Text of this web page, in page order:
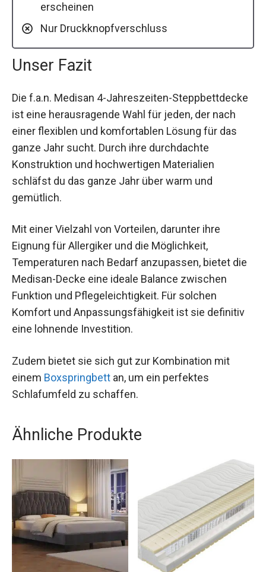
erscheinen
Nur Druckknopfverschluss
Unser Fazit
Die f.a.n. Medisan 4-Jahreszeiten-Steppbettdecke
ist eine herausragende Wahl für jeden, der nach
einer flexiblen und komfortablen Lösung für das
ganze Jahr sucht. Durch ihre durchdachte
Konstruktion und hochwertigen Materialien
schläfst du das ganze Jahr über warm und
gemütlich.
Mit einer Vielzahl von Vorteilen, darunter ihre
Eignung für Allergiker und die Möglichkeit,
Temperaturen nach Bedarf anzupassen, bietet die
Medisan-Decke eine ideale Balance zwischen
Funktion und Pflegeleichtigkeit. Für solchen
Komfort und Anpassungsfähigkeit ist sie definitiv
eine lohnende Investition.
Zudem bietet sie sich gut zur Kombination mit
einem Boxspringbett an, um ein perfektes
Schlafumfeld zu schaffen.
Ähnliche Produkte